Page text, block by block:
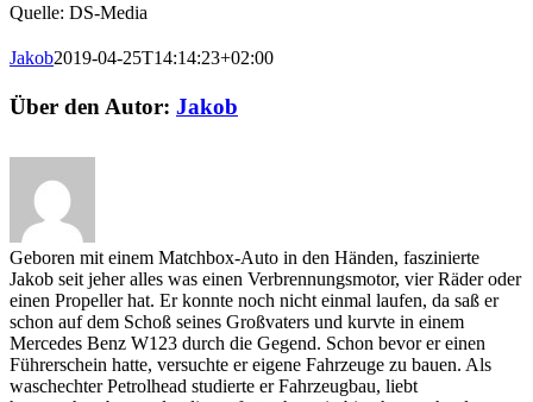
Quelle: DS-Media
Jakob2019-04-25T14:14:23+02:00
Facebook
E-
Über den Autor: Jakob
Geboren mit einem Matchbox-Auto in den Händen, faszinierte
Jakob seit jeher alles was einen Verbrennungsmotor, vier Räder oder
einen Propeller hat. Er konnte noch nicht einmal laufen, da saß er
schon auf dem Schoß seines Großvaters und kurvte in einem
Mercedes Benz W123 durch die Gegend. Schon bevor er einen
Führerschein hatte, versuchte er eigene Fahrzeuge zu bauen. Als
waschechter Petrolhead studierte er Fahrzeugbau, liebt